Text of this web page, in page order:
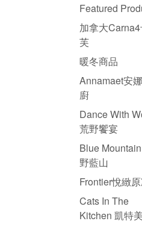
Featured
加拿大
芙
暖冬商品
Annamaet安
廚
Dance With
荒野饗宴
Blue
野藍山
Frontier悅緻
Cats In The
Kitchen 凱特